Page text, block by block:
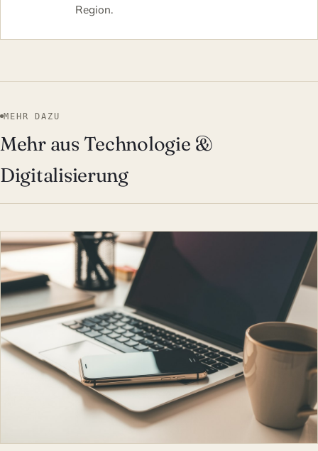
Region.
MEHR DAZU
Mehr aus Technologie &
Digitalisierung
TECHNOLOGIE & DIGITALI